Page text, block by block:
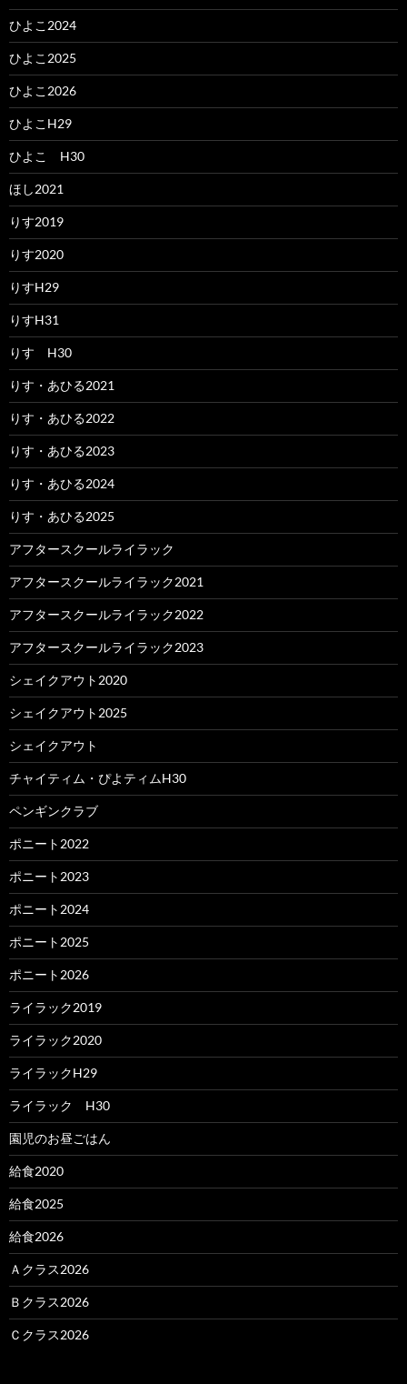
ひよこ2024
ひよこ2025
ひよこ2026
ひよこH29
ひよこ H30
ほし2021
りす2019
りす2020
りすH29
りすH31
りす H30
りす・あひる2021
りす・あひる2022
りす・あひる2023
りす・あひる2024
りす・あひる2025
アフタースクールライラック
アフタースクールライラック2021
アフタースクールライラック2022
アフタースクールライラック2023
シェイクアウト2020
シェイクアウト2025
シェイクアウト
チャイティム・ぴよティムH30
ペンギンクラブ
ポニート2022
ポニート2023
ポニート2024
ポニート2025
ポニート2026
ライラック2019
ライラック2020
ライラックH29
ライラック H30
園児のお昼ごはん
給食2020
給食2025
給食2026
Ａクラス2026
Ｂクラス2026
Ｃクラス2026